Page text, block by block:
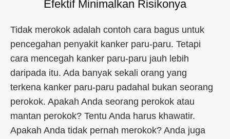
Efektif Minimalkan Risikonya
Tidak merokok adalah contoh cara bagus untuk
pencegahan penyakit kanker paru-paru. Tetapi
cara mencegah kanker paru-paru jauh lebih
daripada itu. Ada banyak sekali orang yang
terkena kanker paru-paru padahal bukan seorang
perokok. Apakah Anda seorang perokok atau
mantan perokok? Tentu Anda harus khawatir.
Apakah Anda tidak pernah merokok? Anda juga